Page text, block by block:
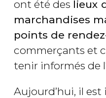
ont été des lieux
marchandises
points de
commerçants et
tenir informés de
Aujourd’hui, il